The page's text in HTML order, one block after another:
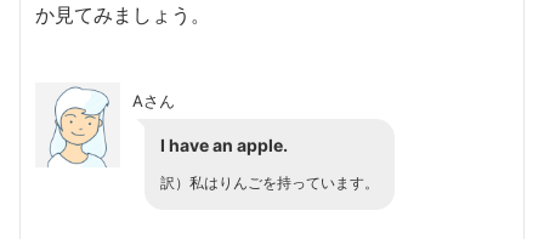
か見てみましょう。
Aさん
I havean apple.
訳）私はりんごを持っています。